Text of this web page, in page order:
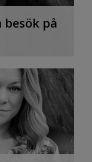
på